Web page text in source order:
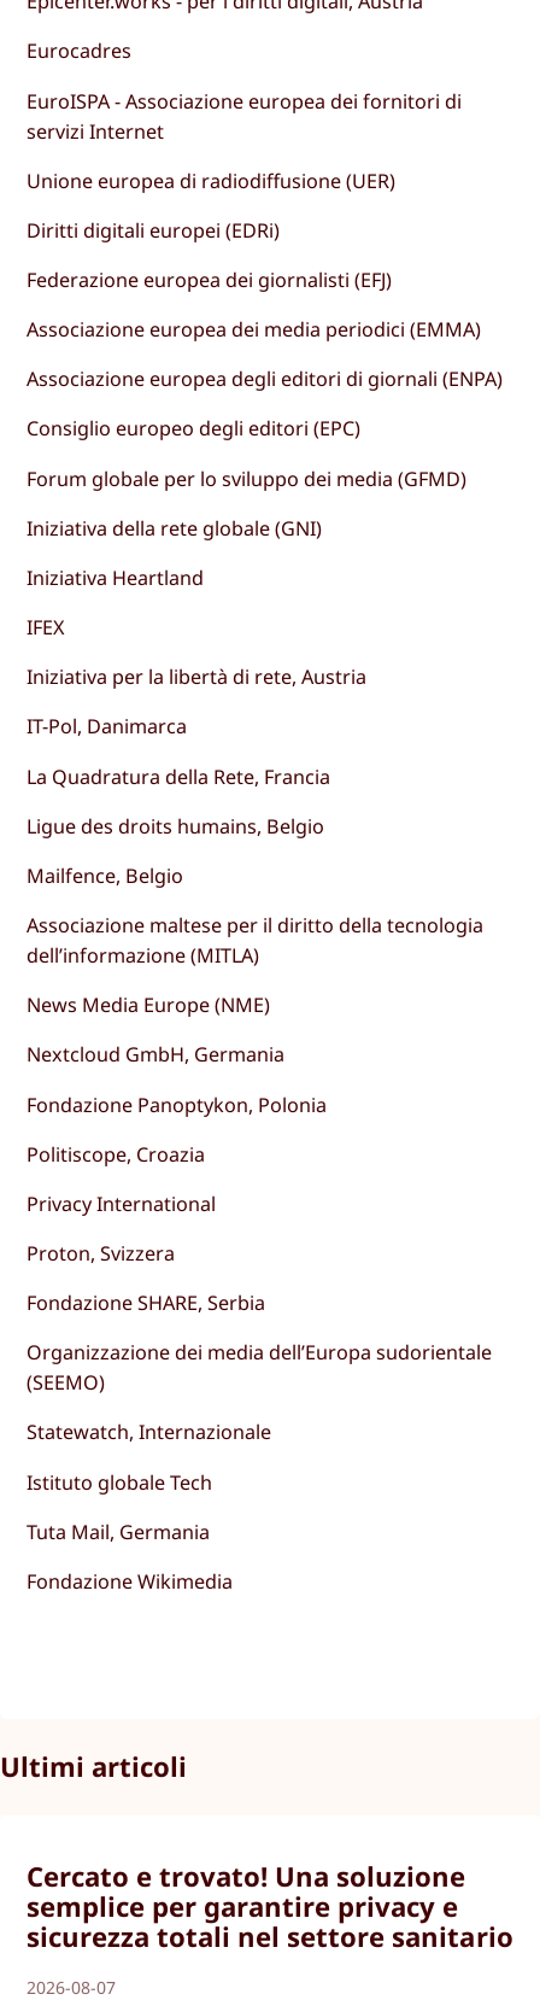
Eurocadres
EuroISPA - Associazione europea dei fornitori di
servizi Internet
Unione europea di radiodiffusione (UER)
Diritti digitali europei (EDRi)
Federazione europea dei giornalisti (EFJ)
Associazione europea dei media periodici (EMMA)
Associazione europea degli editori di giornali (ENPA)
Consiglio europeo degli editori (EPC)
Forum globale per lo sviluppo dei media (GFMD)
Iniziativa della rete globale (GNI)
Iniziativa Heartland
IFEX
Iniziativa per la libertà di rete, Austria
IT-Pol, Danimarca
La Quadratura della Rete, Francia
Ligue des droits humains, Belgio
Mailfence, Belgio
Associazione maltese per il diritto della tecnologia
dell’informazione (MITLA)
News Media Europe (NME)
Nextcloud GmbH, Germania
Fondazione Panoptykon, Polonia
Politiscope, Croazia
Privacy International
Proton, Svizzera
Fondazione SHARE, Serbia
Organizzazione dei media dell’Europa sudorientale
(SEEMO)
Statewatch, Internazionale
Istituto globale Tech
Tuta Mail, Germania
Fondazione Wikimedia
Ultimi articoli
Cercato e trovato! Una soluzione
semplice per garantire privacy e
sicurezza totali nel settore sanitario
2026-08-07